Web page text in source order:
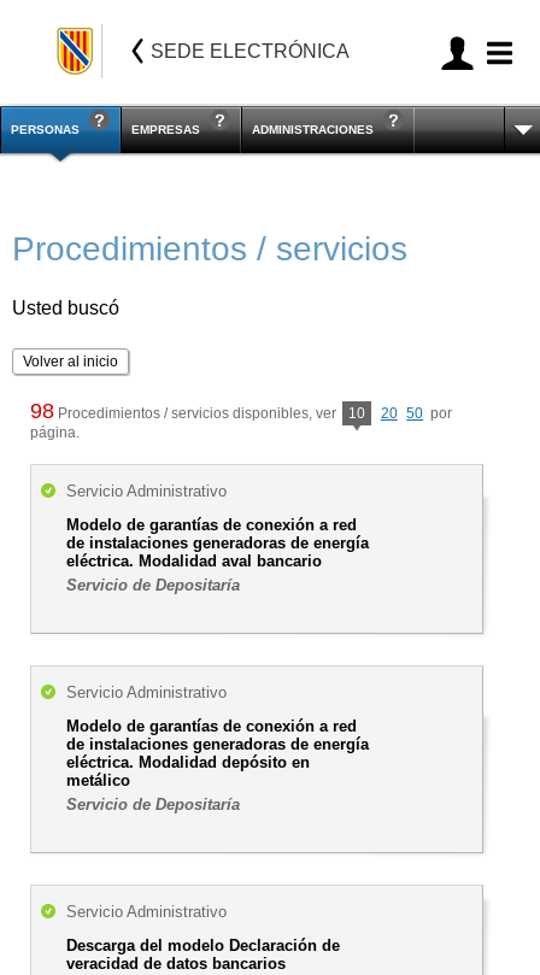
SEDE ELECTRÓNICA
PERSONAS EMPRESAS ADMINISTRACIONES
Procedimientos / servicios
Usted buscó
Volver al inicio
98 Procedimientos / servicios disponibles, ver 10 20 50 por
página.
Servicio Administrativo
Modelo de garantías de conexión a red
de instalaciones generadoras de energía
eléctrica. Modalidad aval bancario
Servicio de Depositaría
Servicio Administrativo
Modelo de garantías de conexión a red
de instalaciones generadoras de energía
eléctrica. Modalidad depósito en
metálico
Servicio de Depositaría
Servicio Administrativo
Descarga del modelo Declaración de
veracidad de datos bancarios